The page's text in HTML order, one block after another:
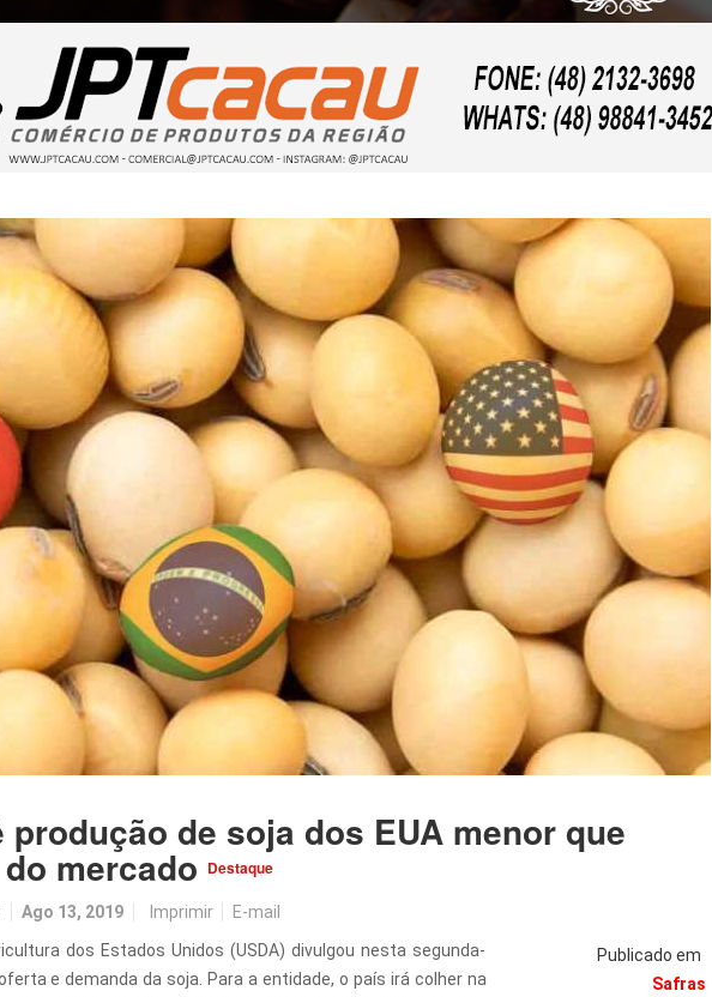
produção de soja dos EUA menor que
mercado Destaque
Ago 13, 2019 Imprimir E-mail
Publicado em
Safras
dos Estados Unidos (USDA) divulgou nesta segunda-
e demanda da soja. Para a entidade, o país irá colher na